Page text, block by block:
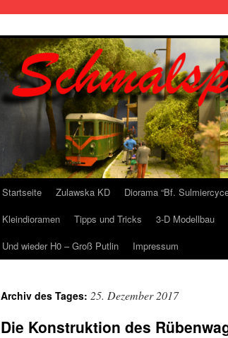
Startseite Zulawska KD Diorama “Bf.
Kleindioramen
Tipps und Tricks 3-D Modellbau
Und wieder H0 – Groß Putlin
Impressum
Archiv des Tages: 25. Dezember 2017
Die Konstruktion des